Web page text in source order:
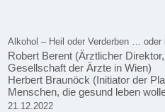
Alkohol – Heil oder Verderben … oder
Robert Berent (Ärztlicher
Gesellschaft der Ärzte in Wien)
Herbert Braunöck (Initiator der
Menschen, die gesund leben
21.12.2022